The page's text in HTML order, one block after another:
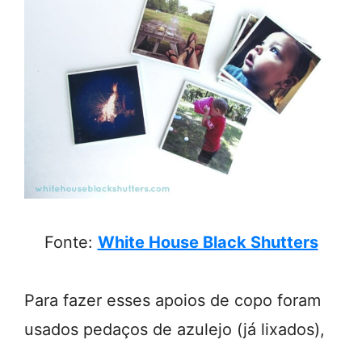
Fonte: White House Black Shutters
Para fazer esses apoios de copo foram
usados pedaços de azulejo (já lixados),